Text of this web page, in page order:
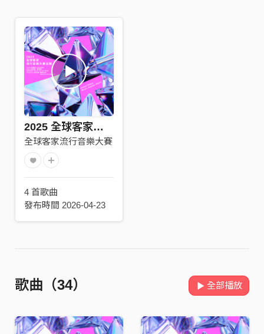
2025 全球客家流行音樂大賽合輯
全球客家流行音樂大賽
4 首歌曲
發布時間 2026-04-23
歌曲（34） 全部播放